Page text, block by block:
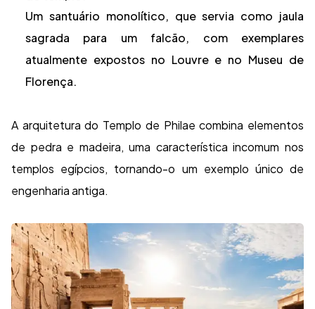
Um santuário monolítico, que servia como jaula
sagrada para um falcão, com exemplares
atualmente expostos no Louvre e no Museu de
Florença.
A arquitetura do Templo de Philae combina elementos
de pedra e madeira, uma característica incomum nos
templos egípcios, tornando-o um exemplo único de
engenharia antiga.